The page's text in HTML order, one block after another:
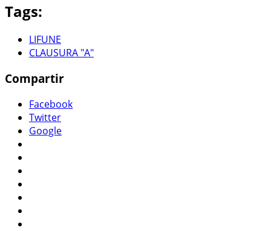
Tags:
LIFUNE
CLAUSURA "A"
Compartir
Facebook
Twitter
Google